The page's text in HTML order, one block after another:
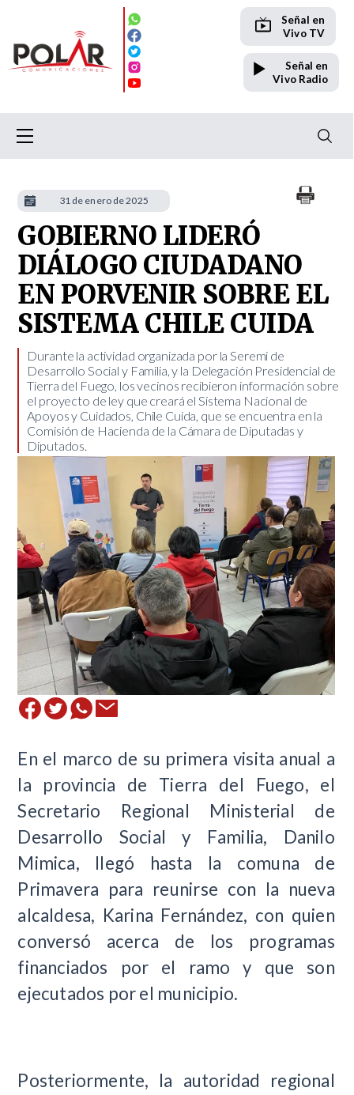
Señal en
Vivo TV
Señal en
Vivo Radio
GOBIERNO LIDERÓ
DIÁLOGO CIUDADANO
EN PORVENIR SOBRE EL
SISTEMA CHILE CUIDA
​Durante la actividad organizada por la Seremi de
Desarrollo Social y Familia, y la Delegación Presidencial de
Tierra del Fuego, los vecinos recibieron información sobre
el proyecto de ley que creará el Sistema Nacional de
Apoyos y Cuidados, Chile Cuida, que se encuentra en la
Comisión de Hacienda de la Cámara de Diputadas y
Diputados.
En el marco de su primera visita anual a
la provincia de Tierra del Fuego, el
Secretario Regional Ministerial de
Desarrollo Social y Familia, Danilo
Mimica, llegó hasta la comuna de
Primavera para reunirse con la nueva
alcaldesa, Karina Fernández, con quien
conversó acerca de los programas
financiados por el ramo y que son
ejecutados por el municipio.
Posteriormente, la autoridad regional
31 de enero de 2025